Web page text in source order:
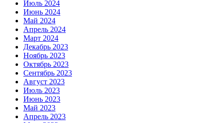
Июль 2024
Июнь 2024
Май 2024
Апрель 2024
Март 2024
Декабрь 2023
Ноябрь 2023
Октябрь 2023
Сентябрь 2023
Август 2023
Июль 2023
Июнь 2023
Май 2023
Апрель 2023